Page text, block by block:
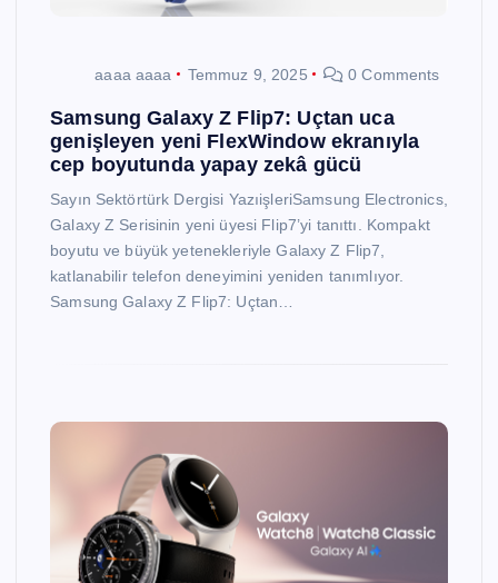
aaaa aaaa Temmuz 9, 2025 0 Comments
Samsung Galaxy Z Flip7: Uçtan uca
genişleyen yeni FlexWindow ekranıyla
cep boyutunda yapay zekâ gücü
Sayın Sektörtürk Dergisi YazıişleriSamsung Electronics,
Galaxy Z Serisinin yeni üyesi Flip7’yi tanıttı. Kompakt
boyutu ve büyük yetenekleriyle Galaxy Z Flip7,
katlanabilir telefon deneyimini yeniden tanımlıyor.
Samsung Galaxy Z Flip7: Uçtan…